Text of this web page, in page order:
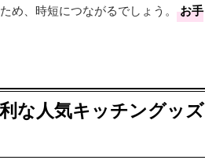
め、時短につながるでしょう。
お手
な人気キッチングッズ